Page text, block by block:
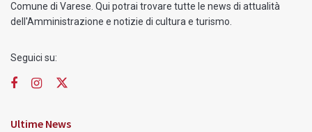
Comune di Varese. Qui potrai trovare tutte le news di attualità
dell'Amministrazione e notizie di cultura e turismo.
Seguici su:
Ultime News